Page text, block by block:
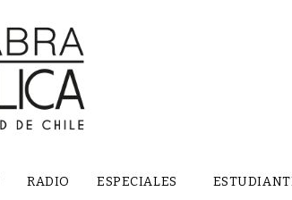
RADIO ESPECIALES